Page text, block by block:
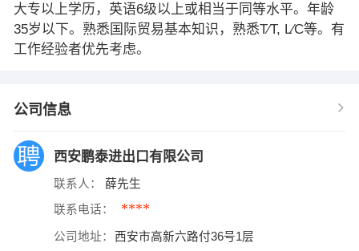
大专以上学历，英语6级以上或相当于同等水平。年龄
35岁以下。熟悉国际贸易基本知识，熟悉T∕T, L∕C等。有
工作经验者优先考虑。
公司信息
西安鹏泰进出口有限公司
联系人： 薛先生
联系电话： ****
公司地址： 西安市高新六路付36号1层